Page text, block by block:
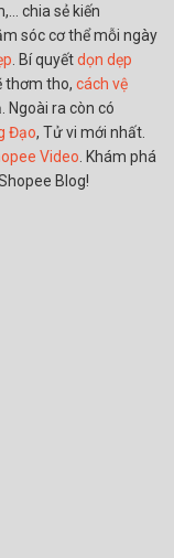
chia sẻ kiến
sóc cơ thể mỗi ngày
. Bí quyếtdọn dẹp
thơm tho, cách vệ
Ngoài ra còn có
Đạo, Tử vi mới nhất.
Video . Khám phá
Blog!